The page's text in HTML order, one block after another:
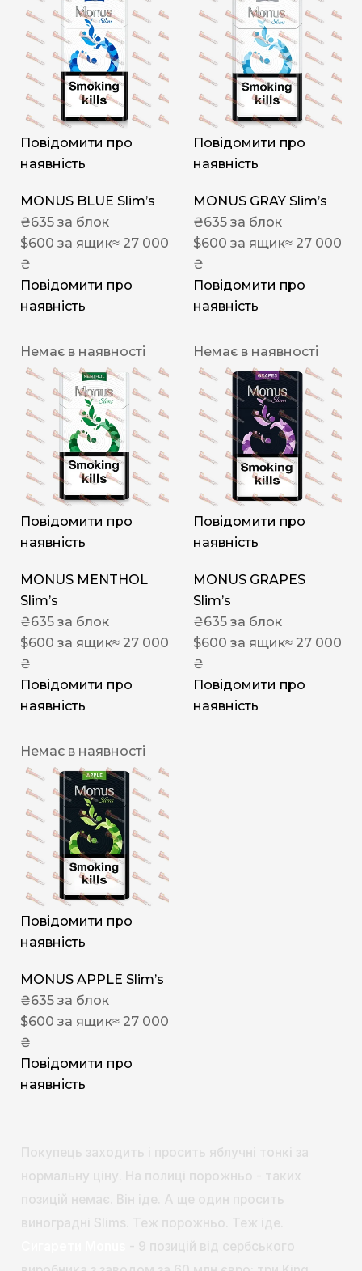
Повідомити про
наявність
MONUS BLUE Slim’s
₴635 за блок
$600 за ящик≈ 27 000
₴
Повідомити про
наявність
Повідомити про
наявність
MONUS GRAY Slim’s
₴635 за блок
$600 за ящик≈ 27 000
₴
Повідомити про
наявність
Немає в наявності
Повідомити про
наявність
MONUS MENTHOL
Slim’s
₴635 за блок
$600 за ящик≈ 27 000
₴
Повідомити про
наявність
Немає в наявності
Повідомити про
наявність
MONUS GRAPES
Slim’s
₴635 за блок
$600 за ящик≈ 27 000
₴
Повідомити про
наявність
Немає в наявності
Повідомити про
наявність
MONUS APPLE Slim’s
₴635 за блок
$600 за ящик≈ 27 000
₴
Повідомити про
наявність
Покупець заходить і просить яблучні тонкі за
нормальну ціну. На полиці порожньо - таких
позицій немає. Він іде. А ще один просить
виноградні Slims. Теж порожньо. Теж іде.
- 9 позицій від сербського